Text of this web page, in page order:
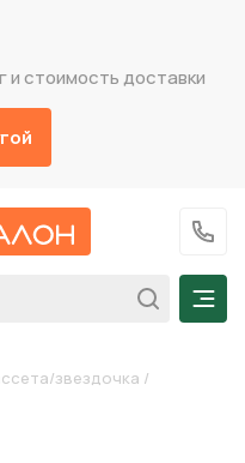
и стоимость доставки
+7
звездочка /